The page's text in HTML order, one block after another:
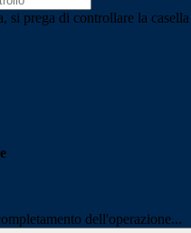
si prega di controllare la
dell'operazione...